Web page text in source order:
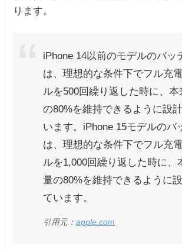
ります。
iPhone 14以前のモデルのバッ
は、理想的な条件下でフル充
ルを500回繰り返した時に、
の80%を維持できるように設
います。iPhone 15モデルのバ
は、理想的な条件下でフル充
ルを1,000回繰り返した時に、
量の80%を維持できるように
ています。
引用元：apple.com